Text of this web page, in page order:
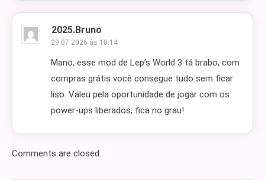
2025.bruno
29.07.2026 às 18:14
Mano, esse mod de Lep’s World 3 tá brabo, com
compras grátis você consegue tudo sem ficar
liso. Valeu pela oportunidade de jogar com os
power-ups liberados, fica no grau!
Comments are closed.